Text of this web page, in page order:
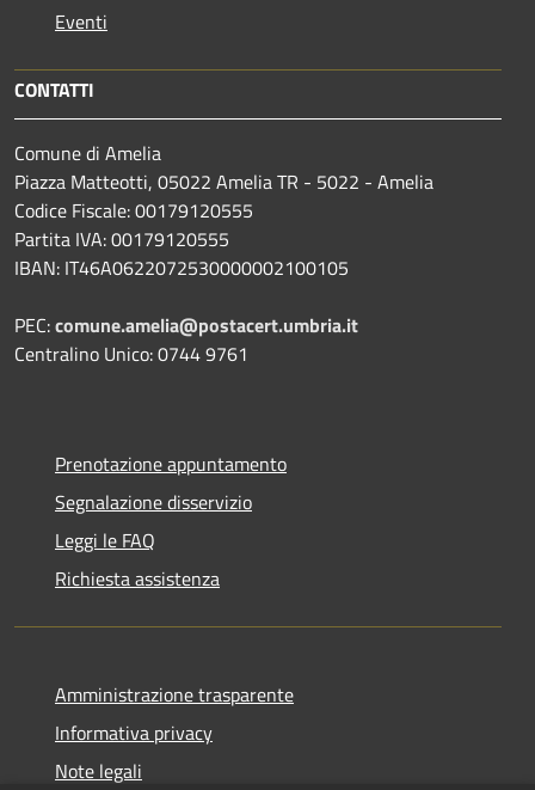
Eventi
CONTATTI
Comune di Amelia
Piazza Matteotti, 05022 Amelia TR - 5022 - Amelia
Codice Fiscale: 00179120555
Partita IVA: 00179120555
IBAN: IT46A0622072530000002100105
PEC:comune.amelia@postacert.umbria.it
Centralino Unico: 0744 9761
Prenotazione appuntamento
Segnalazione disservizio
Leggi le FAQ
Richiesta assistenza
Amministrazione trasparente
Informativa privacy
Note legali